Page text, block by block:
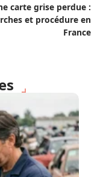
carte grise perdue :
et procédure en
France